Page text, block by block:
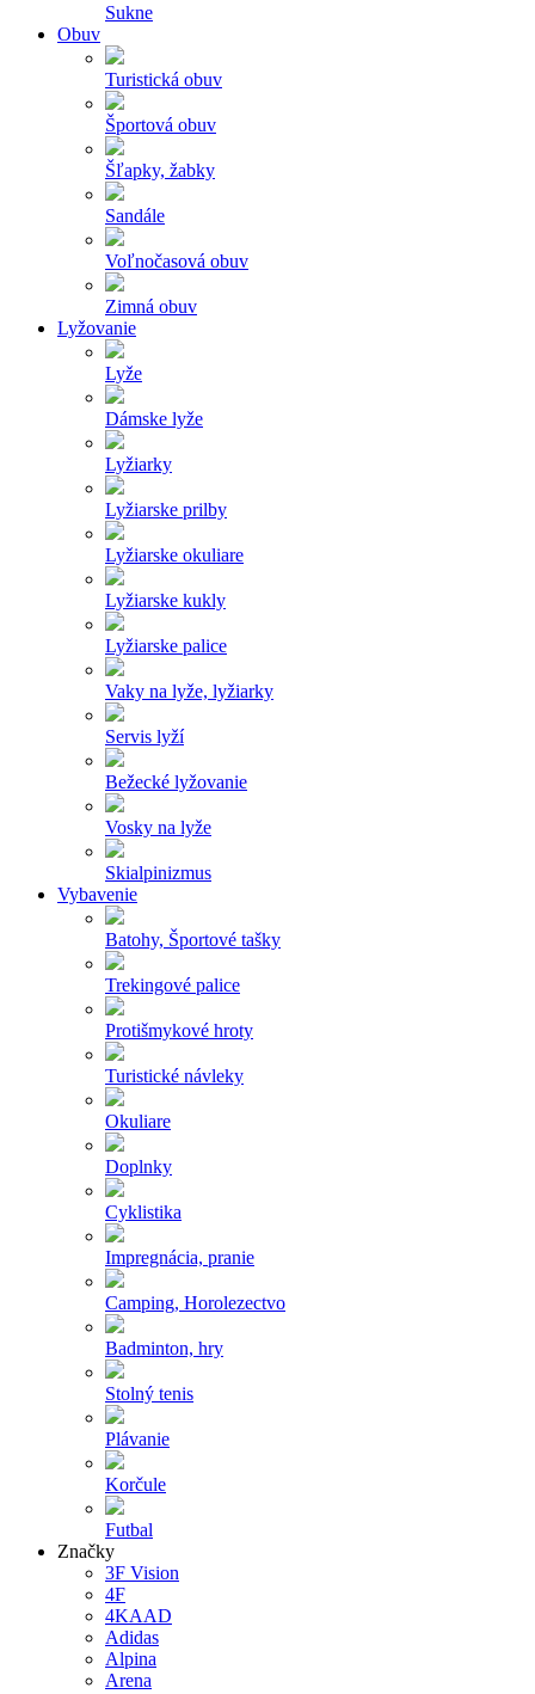
Sukne
Obuv
Turistická obuv
Športová obuv
Šľapky, žabky
Sandále
Voľnočasová obuv
Zimná obuv
Lyžovanie
Lyže
Dámske lyže
Lyžiarky
Lyžiarske prilby
Lyžiarske okuliare
Lyžiarske kukly
Lyžiarske palice
Vaky na lyže, lyžiarky
Servis lyží
Bežecké lyžovanie
Vosky na lyže
Skialpinizmus
Vybavenie
Batohy, Športové tašky
Trekingové palice
Protišmykové hroty
Turistické návleky
Okuliare
Doplnky
Cyklistika
Impregnácia, pranie
Camping, Horolezectvo
Badminton, hry
Stolný tenis
Plávanie
Korčule
Futbal
Značky
3F Vision
4F
4KAAD
Adidas
Alpina
Arena